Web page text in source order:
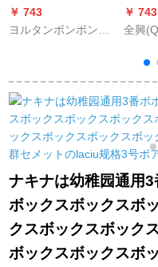
￥ 743
ヨルタンボンボン学
抜抜群PU室内室外の
セメンの7番ボア标准
ボロブロウン
￥ 743
全興
ホー
耐久
室内
のバ
737は
す。
ナキナは幼稚园通用
ボックスボックスボ
クスボックスボック
ボックスボックスボ